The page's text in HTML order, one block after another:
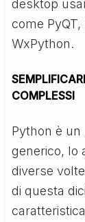
desktop
come PyQT,
WxPython.
COMPLESSI
Python è un
generico, lo
diverse
di questa